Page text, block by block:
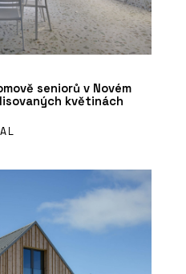
seniorů v Novém
květinách